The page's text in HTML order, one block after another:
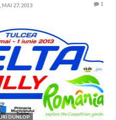
MAI 27, 2013 1
DUNLOP